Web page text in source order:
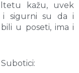
kažu, uvek
i sigurni su da i
u poseti, ima i